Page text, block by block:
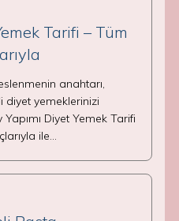
Tarifi – Tüm
anahtarı,
diyet yemeklerinizi
Diyet Yemek Tarifi
ile…